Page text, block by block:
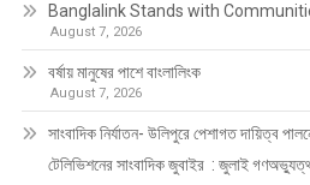
Banglalink Stands with
August 7, 2026
বর্ষায় মানুষের পাশে বাংলালিংক
August 7, 2026
সাংবাদিক নির্যাতন- উলিপুরে পেশাগত দায়িত্ব
টেলিভিশনের সাংবাদিক জুবাইর : জুলাই